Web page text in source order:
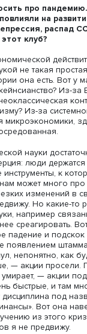
своим
конференция,
отношу
Вышки уже
Наталия
Так что
центр
про
повлияли на
депрессия,
в этот клуб?
не такая
она есть.
кейнсианство?
Из-за
науки
люди
нам может
резких